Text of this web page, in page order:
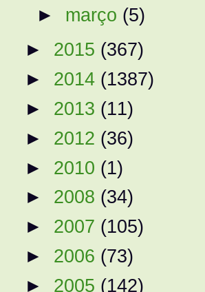
► março (5)
► 2015 (367)
► 2014 (1387)
► 2013 (11)
► 2012 (36)
► 2010 (1)
► 2008 (34)
► 2007 (105)
► 2006 (73)
► 2005 (142)